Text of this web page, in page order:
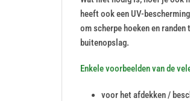
heeft ook een UV-
om scherpe hoeken en
buitenopslag.
Enkele voorbeelden van de
voor het afdekken /